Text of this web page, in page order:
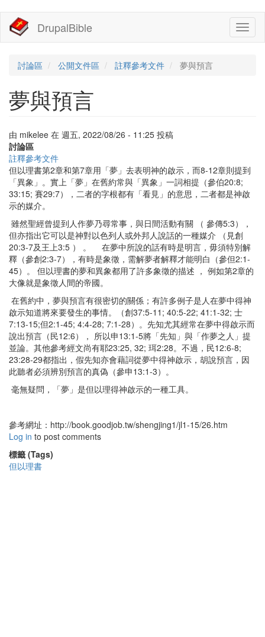
主
DrupalBible
討論區 公開文件區 註釋參考文件 夢與預言
夢與預言
由 mikelee 在 週五, 2022/08/26 - 11:25 投稿
討論區
註釋參考文件
但以理書第2章和第7章用「夢」去表明神的啟示，而8-12章則提到
「異象」。實上「夢」在舊約常與「異象」一詞相提（參伯20:8;
33:15; 賽29:7），二者的字根都有「看見」的意思，二者都是神啟
示的媒介。
雖然聖經曾提到人作夢乃尋常事，與日間活動有關 （ 參傳5:3），
但亦指出它可以是神對以色列人或外邦人說話的一種媒介 （見創
20:3-7及王上3:5 ） 。 在夢中所說的話有時是明言，毋須特別解
釋（參創2:3-7），有時是象徵，需解夢者解釋才能明白（參但2:1-
45）。 但以理書的夢和異象都用了許多象徵的描述 ， 例如第2章的
大像就是象徵人間的帝國。
在舊約中，夢與預言有很密切的關係；有許多例子是人在夢中得神
啟示知道將來要發生的事情。（創37:5-11; 40:5-22; 41:1-32; 士
7:13-15;但2:1-45; 4:4-28; 7:1-28）。先知尤其經常在夢中得啟示而
說出預言（民12:6）， 所以申13:1-5將「先知」與「作夢之人」提
並論。其他參考經文尚有耶23:25, 32; 珥2:28。不過，民12:6-8;
23:28-29都指出，假先知亦會藉詞從夢中得神啟示，胡說預言，因
此聽者必須辨別預言的真偽（參申13:1-3）。
毫無疑問，「夢」是但以理得神啟示的一種工具。
參考網址：http://book.goodjob.tw/shengjing1/jl1-15/26.htm
Log in to post comments
標籤 (Tags)
但以理書